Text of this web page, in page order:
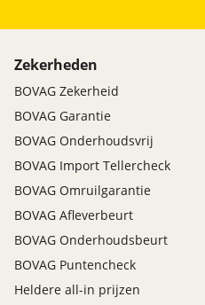
Zekerheden
BOVAG Zekerheid
BOVAG Garantie
BOVAG Onderhoudsvrij
BOVAG Import Tellercheck
BOVAG Omruilgarantie
BOVAG Afleverbeurt
BOVAG Onderhoudsbeurt
BOVAG Puntencheck
Heldere all-in prijzen